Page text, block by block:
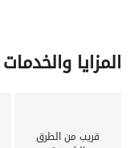
المزايا والخدمات
قريب من الطرق